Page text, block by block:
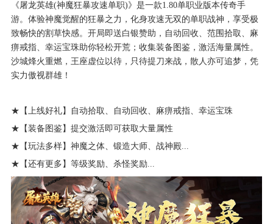
《屠龙英雄(神魔狂暴攻速单职)》是一款1.80单职业版本传奇手
游。体验神魔觉醒的狂暴之力，化身攻速无双的单职战神，享受极
致畅快的割草快感。开局即送白银赞助，自动回收、范围拾取、麻
痹戒指、幸运宝珠助你轻松开荒；收集装备图鉴，激活海量属性。
沙城烽火重燃，王座虚位以待，只待提刀来战，散人亦可追梦，凭
实力傲视群雄！
★【上线好礼】自动拾取、自动回收、麻痹戒指、幸运宝珠
★【装备图鉴】提交激活即可获取大量属性
★【玩法多样】神魔之体、锻造大师、战神殿...
★【还有更多】等级奖励、杀怪奖励...